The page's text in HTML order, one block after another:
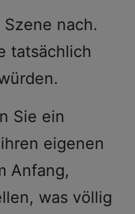
nach.
tatsächlich
Sie ein
eigenen
Anfang,
was völlig